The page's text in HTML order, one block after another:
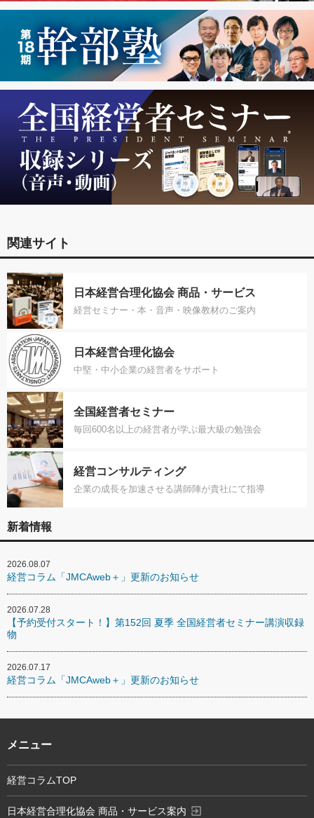
関連サイト
日本経営合理化協会 商品・サービス
経営セミナー・本・音声・映像教材のご案内
日本経営合理化協会
中堅・中小企業の経営者をサポート
全国経営者セミナー
毎回600名以上の経営者が学ぶ最大級の勉強会
経営コンサルティング
企業の成長を加速させる講師陣が貴社にて指導
新着情報
2026.08.07
経営コラム「JMCAweb＋」更新のお知らせ
2026.07.28
【予約受付スタート！】第152回 夏季 全国経営者セミナー講演収録
物
2026.07.17
経営コラム「JMCAweb＋」更新のお知らせ
メニュー
経営コラムTOP
日本経営合理化協会 商品・サービス案内 exit_to_app